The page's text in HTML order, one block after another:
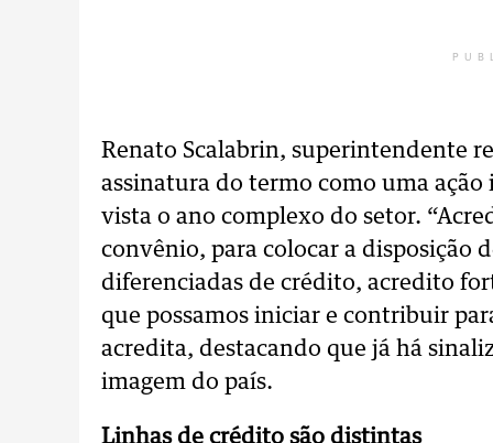
Renato Scalabrin, superintendente
assinatura do termo como uma
vista o ano complexo do setor.
convênio, para colocar a disposição
diferenciadas de crédito, acredito
que possamos iniciar e contribuir
acredita, destacando que já há
imagem do país.
Linhas de crédito são distintas